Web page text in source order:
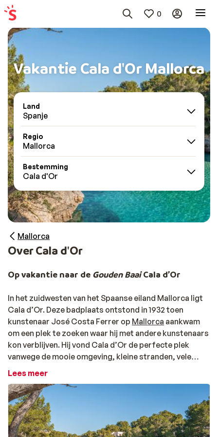
0
Vakantie Cala d'Or Mallorca
Land
Spanje
Regio
Mallorca
Bestemming
Cala d'Or
Mallorca
Over Cala d'Or
Op vakantie naar de Gouden BaaiCala d’Or
In het zuidwesten van het Spaanse eiland Mallorca ligt
Cala d’Or. Deze badplaats ontstond in 1932 toen
kunstenaar José Costa Ferrer op Mallorca aankwam
om een plek te zoeken waar hij met andere kunstenaars
kon verblijven. Hij vond Cala d’Or de perfecte plek
vanwege de mooie omgeving, kleine stranden, vele
baaien en de ontspannen sfeer. Als bewoner van Ibiza
platte daken te laten bouwen, net als op Ibiza. Nog
altijd zie je in de badplaats vooral witgekleurde huizen.
In plaats van één langgerekt strand zijn er in Cala d’Or
meerdere kleine baaien met gezellige zandstranden,
Lees meer